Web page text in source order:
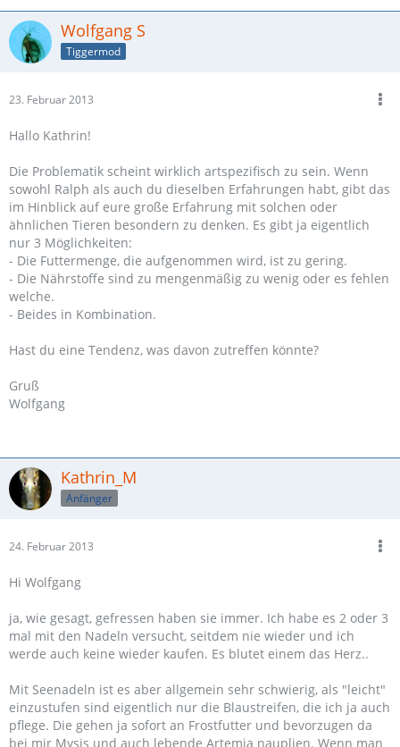
Wolfgang S
Tiggermod
23. Februar 2013
Hallo Kathrin!
Die Problematik scheint wirklich artspezifisch zu sein. Wenn
sowohl Ralph als auch du dieselben Erfahrungen habt, gibt das
im Hinblick auf eure große Erfahrung mit solchen oder
ähnlichen Tieren besondern zu denken. Es gibt ja eigentlich
nur 3 Möglichkeiten:
- Die Futtermenge, die aufgenommen wird, ist zu gering.
- Die Nährstoffe sind zu mengenmäßig zu wenig oder es fehlen
welche.
- Beides in Kombination.
Hast du eine Tendenz, was davon zutreffen könnte?
Gruß
Wolfgang
Kathrin_M
Anfänger
24. Februar 2013
Hi Wolfgang
ja, wie gesagt, gefressen haben sie immer. Ich habe es 2 oder 3
mal mit den Nadeln versucht, seitdem nie wieder und ich
werde auch keine wieder kaufen. Es blutet einem das Herz..
Mit Seenadeln ist es aber allgemein sehr schwierig, als "leicht"
einzustufen sind eigentlich nur die Blaustreifen, die ich ja auch
pflege. Die gehen ja sofort an Frostfutter und bevorzugen da
bei mir Mysis und auch lebende Artemia nauplien. Wenn man